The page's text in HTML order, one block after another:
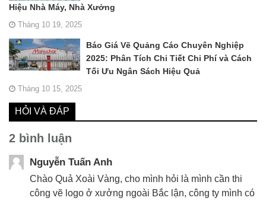
Hiệu Nhà Máy, Nhà Xưởng
Tháng 10 19, 2025
Báo Giá Vẽ Quảng Cáo Chuyên Nghiệp
2025: Phân Tích Chi Tiết Chi Phí và Cách
Tối Ưu Ngân Sách Hiệu Quả
Tháng 10 15, 2025
HỎI VÀ ĐÁP
2 bình luận
Nguyễn Tuấn Anh
Chào Quả Xoài Vàng, cho mình hỏi là mình cần thi
công vẽ logo ở xưởng ngoài Bắc lận, công ty mình có